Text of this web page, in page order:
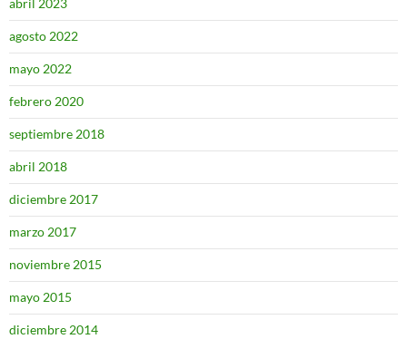
abril 2023
agosto 2022
mayo 2022
febrero 2020
septiembre 2018
abril 2018
diciembre 2017
marzo 2017
noviembre 2015
mayo 2015
diciembre 2014